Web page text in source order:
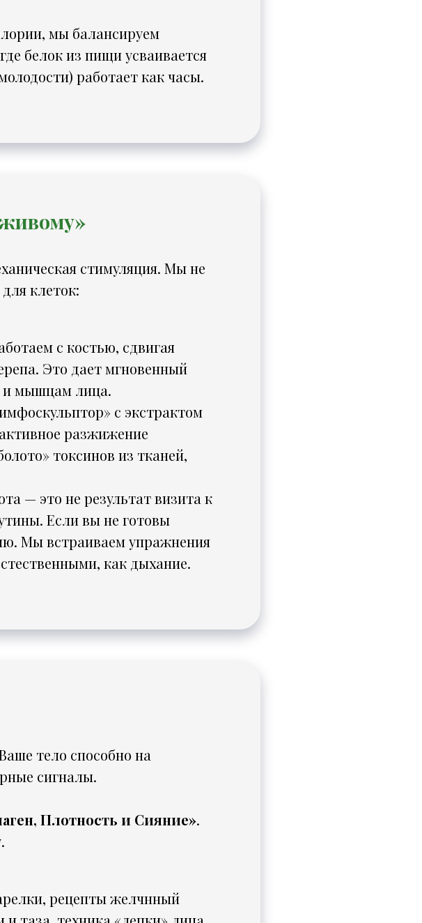
мы балансируем
белок из пищи усваивается
работает как часы.
стимуляция. Мы не
клеток:
с костью, сдвигая
Это дает мгновенный
и мышцам лица.
с экстрактом
разжижение
токсинов из тканей,
— это не результат визита к
Если вы не готовы
Мы встраиваем упражнения
как дыхание.
тело способно на
сигналы.
Плотность и Сияние».
рецепты желчнный